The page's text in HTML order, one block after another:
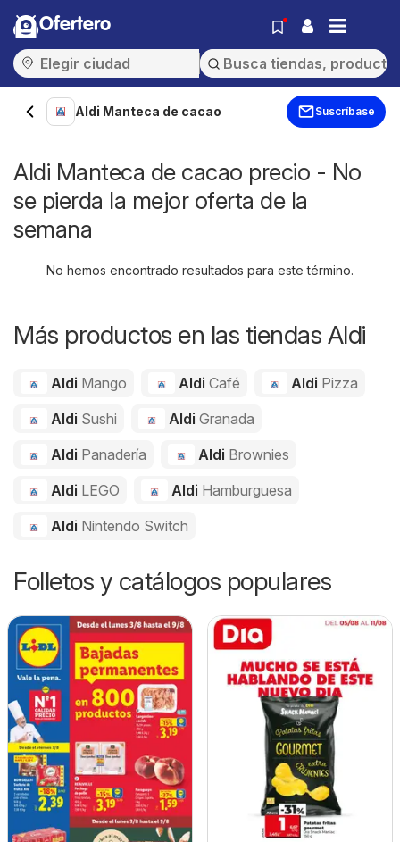
Ofertero
Aldi Manteca de cacao Suscríbase
Aldi Manteca de cacao precio - No
se pierda la mejor oferta de la
semana
No hemos encontrado resultados para este término.
Más productos en las tiendas Aldi
Aldi Mango Aldi Café Aldi Pizza
Aldi Sushi Aldi Granada
Aldi Panadería Aldi Brownies
Aldi LEGO Aldi Hamburguesa
Aldi Nintendo Switch
Folletos y catálogos populares